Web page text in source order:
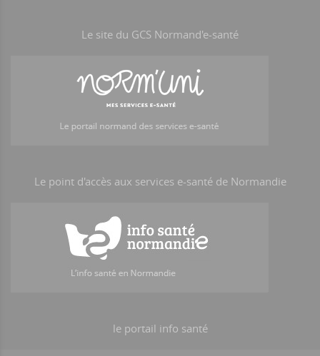
Le site du GCS Normand'e-santé
Le point d'accès aux services e-santé de Normandie
le portail info santé